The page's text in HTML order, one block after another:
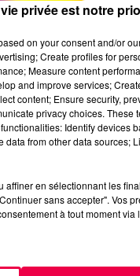
privée est notre
on your consent and/or
Create profiles for
Measure content
and improve services;
content; Ensure security,
privacy choices. These
Identify devices
from other data sources;
en sélectionnant les
sans accepter". Vos
à tout moment